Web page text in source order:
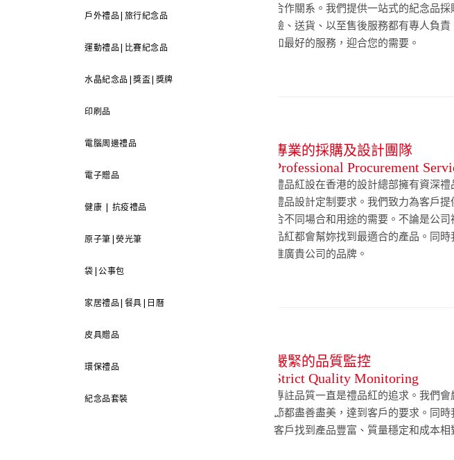
戶外禮品|旅行紀念品
運動禮品|比賽紀念品
水晶紀念品|獎盃|獎牌
印刷品
電腦周邊禮品
電子贈品
健康 | 抗疫禮品
原子筆|熒光筆
袋|公事包
家居禮品|餐具|日曆
皮具贈品
環保禮品
紀念品套裝
合作關系。我們提供一站式的紀念品
驗、送貨、以至售後服務都有專人負
和最好的服務，迎合您的需要。
專業的採購及設計團隊
Professional Procurement
禮品紅設在香港的設計總部擁有資深
禮品設計定制要求。我們致力為客戶
合不同場合和用途的需要。不論是公
品紅都會幫妳找到最適合的產品。同
推廣貴公司的品牌。
嚴緊的品質監控
Strict Quality Monitoring
專註品質一直是禮品紅的追求。我們
節都盡善盡美，達到客戶的要求。同
客戶找到產品豐富、質量穩定和成本相